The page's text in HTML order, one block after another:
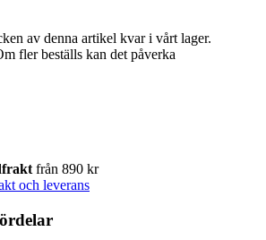
av denna artikel kvar i vårt lager.
fler beställs kan det påverka
från 890 kr
och leverans